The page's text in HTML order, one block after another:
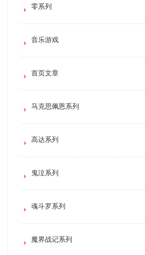
零系列
音乐游戏
首页文章
马克思佩恩系列
高达系列
鬼泣系列
魂斗罗系列
魔界战记系列